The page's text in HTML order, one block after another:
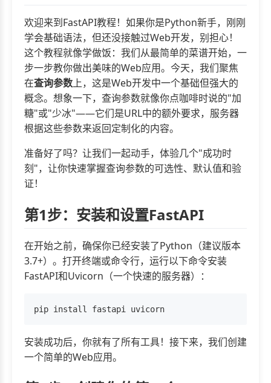
欢迎来到FastAPI教程！如果你是Python新手，刚刚
学会基础语法，但还没接触过Web开发，别担心！
这个教程就像学做饭：我们从最简单的菜谱开始，一
步一步教你做出美味的Web应用。今天，我们聚焦
在查询参数上，这是Web开发中一个基础但强大的
概念。想象一下，查询参数就像你点咖啡时说的"加
糖"或"少冰"——它们是URL中的额外要求，服务器
根据这些参数来返回定制化的内容。
准备好了吗？让我们一起动手，体验几个"成功时
刻"，让你快速掌握查询参数的可选性、默认值和验
证！
第1步：安装和设置FastAPI
在开始之前，确保你已经安装了Python（建议版本
3.7+）。打开终端或命令行，运行以下命令安装
FastAPI和Uvicorn（一个快速的服务器）：
安装成功后，你就有了所有工具！接下来，我们创建
一个简单的Web应用。